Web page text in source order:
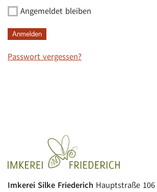
Angemeldet bleiben
Anmelden
Passwort vergessen?
Imkerei Silke Friederich Hauptstraße 106